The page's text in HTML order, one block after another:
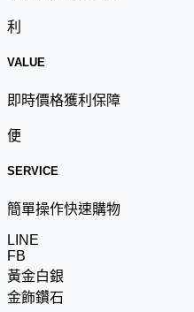
利
VALUE
即時價格獲利保障
便
SERVICE
簡單操作快速購物
LINE
FB
黃金白銀
金飾鑽石